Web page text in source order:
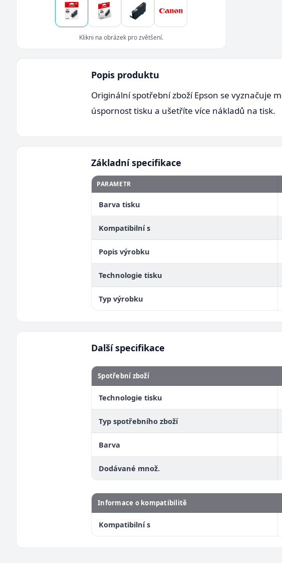
Klikni na obrázek pro zvětšení.
Popis produktu
Originální spotřební zboží Epson se vyznačuje
úspornost tisku a ušetříte více nákladů na tisk.
Základní specifikace
PARAMETR
Barva tisku
Kompatibilní s
Popis výrobku
Technologie tisku
Typ výrobku
Další specifikace
Spotřební zboží
Technologie tisku
Typ spotřebního zboží
Barva
Dodávané množ.
Informace o kompatibilitě
Kompatibilní s